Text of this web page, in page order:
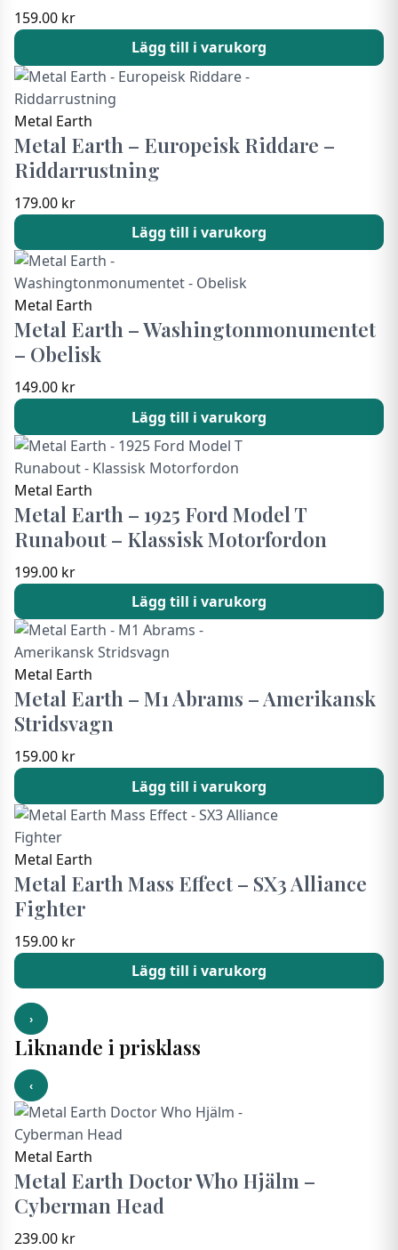
159.00 kr
Lägg till i varukorg
Metal Earth
Metal Earth – Europeisk Riddare –
Riddarrustning
179.00 kr
Lägg till i varukorg
Metal Earth
Metal Earth – Washingtonmonumentet
– Obelisk
149.00 kr
Lägg till i varukorg
Metal Earth
Metal Earth – 1925 Ford Model T
Runabout – Klassisk Motorfordon
199.00 kr
Lägg till i varukorg
Metal Earth
Metal Earth – M1 Abrams – Amerikansk
Stridsvagn
159.00 kr
Lägg till i varukorg
Metal Earth
Metal Earth Mass Effect – SX3 Alliance
Fighter
159.00 kr
Lägg till i varukorg
›
Liknande i prisklass
‹
Metal Earth
Metal Earth Doctor Who Hjälm –
Cyberman Head
239.00 kr